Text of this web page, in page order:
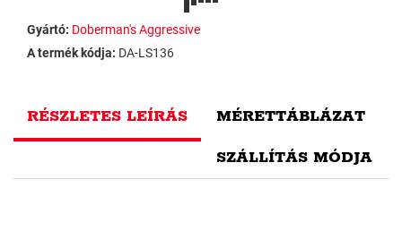
Gyártó: Doberman's Aggressive
A termék kódja: DA-LS136
RÉSZLETES LEÍRÁS MÉRETTÁBLÁZAT
SZÁLLÍTÁS MÓDJA